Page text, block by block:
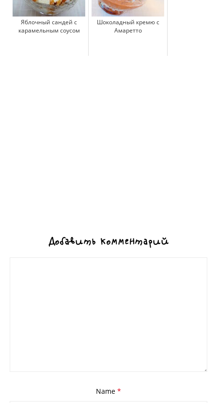
Яблочный сандей с
карамельным соусом
Шоколадный кремю с
Амаретто
Добавить комментарий
Name *